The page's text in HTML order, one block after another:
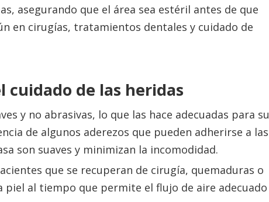
asegurando que el área sea estéril antes de que
en cirugías, tratamientos dentales y cuidado de
cuidado de las heridas
y no abrasivas, lo que las hace adecuadas para su
de algunos aderezos que pueden adherirse a las
son suaves y minimizan la incomodidad.
que se recuperan de cirugía, quemaduras o
piel al tiempo que permite el flujo de aire adecuado